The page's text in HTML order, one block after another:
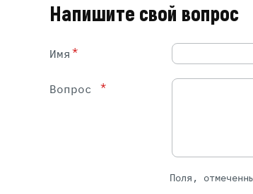
Напишите свой вопрос
Имя *
Вопрос *
Поля,